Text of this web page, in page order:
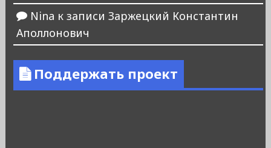
Nina к записи Заржецкий Константин
Аполлонович
Поддержать проект